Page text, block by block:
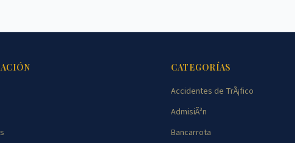
CATEGORÍAS
Accidentes de TrÃ¡fico
AdmisiÃ³n
Bancarrota